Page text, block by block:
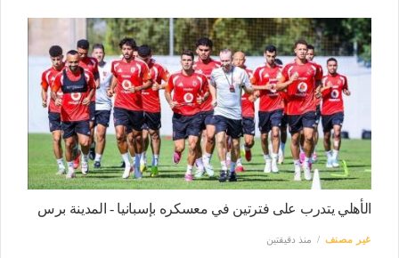
الأهلي يتدرب على فترتين في معسكره بإسبانيا - المدينة برس
غير مصنف منذ دقيقتين